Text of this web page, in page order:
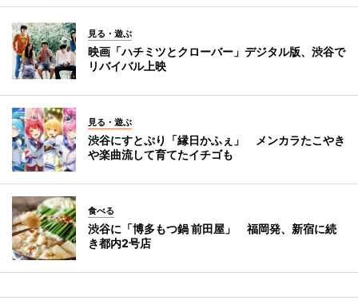
見る・遊ぶ
映画「ハチミツとクローバー」デジタル版、渋谷で
リバイバル上映
見る・遊ぶ
渋谷にすとぷり「縁日かふぇ」 メンカラたこやき
や楽曲流して育てたイチゴも
食べる
渋谷に「博多もつ鍋 前田屋」 福岡発、新宿に続
き都内2号店